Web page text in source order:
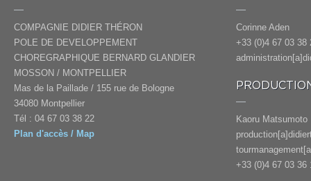
COMPAGNIE DIDIER THÉRON
POLE DE DEVELOPPEMENT
CHOREGRAPHIQUE BERNARD GLANDIER
MOSSON / MONTPELLIER
Mas de la Paillade / 155 rue de Bologne
34080 Montpellier
Tél : 04 67 03 38 22
Plan d'accès / Map
Corinne Aden
+33 (0)4 67 03 38
Kaoru Matsumoto
+33 (0)4 67 03 36